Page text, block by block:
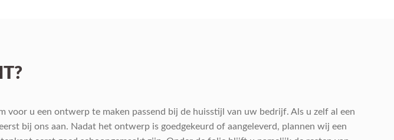
voor u een ontwerp te maken passend bij de huisstijl van uw bedrijf. Als u zelf al een
bij ons aan. Nadat het ontwerp is goedgekeurd of aangeleverd, plannen wij een